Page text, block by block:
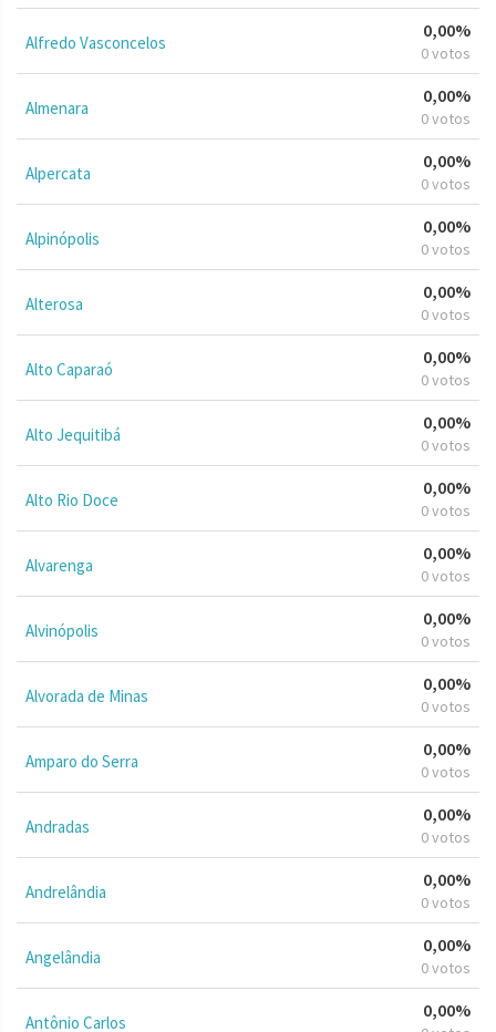
Alfredo Vasconcelos
0,00%
0 votos
Almenara
0,00%
0 votos
Alpercata
0,00%
0 votos
Alpinópolis
0,00%
0 votos
Alterosa
0,00%
0 votos
Alto Caparaó
0,00%
0 votos
Alto Jequitibá
0,00%
0 votos
Alto Rio Doce
0,00%
0 votos
Alvarenga
0,00%
0 votos
Alvinópolis
0,00%
0 votos
Alvorada de Minas
0,00%
0 votos
Amparo do Serra
0,00%
0 votos
Andradas
0,00%
0 votos
Andrelândia
0,00%
0 votos
Angelândia
0,00%
0 votos
Antônio Carlos
0,00%